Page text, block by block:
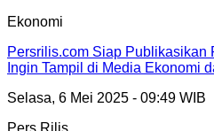
Ekonomi
Persrilis.com Siap Publikasikan
Ingin Tampil di Media Ekonomi
Selasa, 6 Mei 2025 - 09:49 WIB
Pers Rilis